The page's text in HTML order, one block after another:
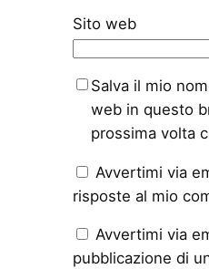
Sito web
Salva il mio
web in questo
prossima volta
Avvertimi via
risposte al mio
Avvertimi via
pubblicazione di